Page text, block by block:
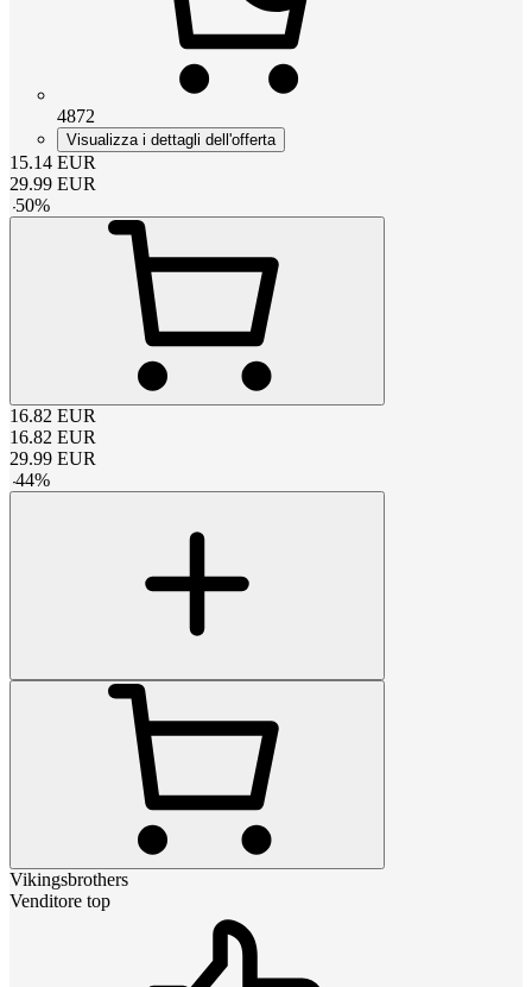
4872
Visualizza i dettagli dell'offerta
15.14 EUR
29.99 EUR
-50%
16.82 EUR
16.82 EUR
29.99 EUR
-44%
Vikingsbrothers
Venditore top